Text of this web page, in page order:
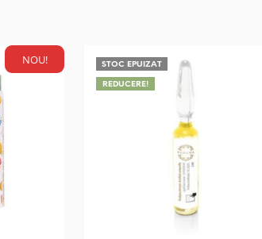
NOU! STOC EPUIZAT
REDUCERE!